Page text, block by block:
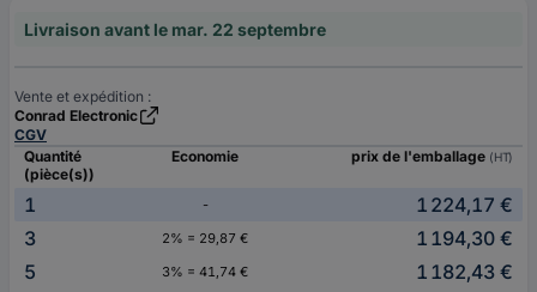
Livraison avant le mar. 22 septembre
Vente et expédition :
Conrad Electronic
CGV
Quantité
(pièce(s))
Economie prix de l'emballage (HT)
1 -
1 224,17 €
3
2% = 29,87 €
1 194,30 €
5
3% = 41,74 €
1 182,43 €